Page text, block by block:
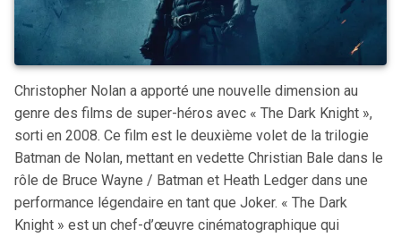
Christopher Nolan a apporté une nouvelle dimension au
genre des films de super-héros avec « The Dark Knight »,
sorti en 2008. Ce film est le deuxième volet de la trilogie
Batman de Nolan, mettant en vedette Christian Bale dans le
rôle de Bruce Wayne / Batman et Heath Ledger dans une
performance légendaire en tant que Joker. « The Dark
Knight » est un chef-d’œuvre cinématographique qui